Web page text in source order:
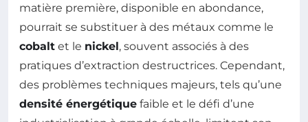
matière première, disponible en abondance,
pourrait se substituer à des métaux comme le
cobalt et le nickel, souvent associés à des
pratiques d’extraction destructrices. Cependant,
des problèmes techniques majeurs, tels qu’une
densité énergétique faible et le défi d’une